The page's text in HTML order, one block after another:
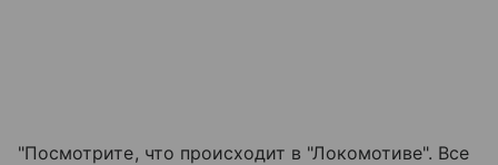
"Посмотрите, что происходит в "Локомотиве". Все